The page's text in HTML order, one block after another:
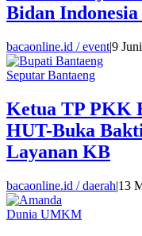
Bidan
bacaonline.id / event|9
Seputar Bantaeng
Ketua TP PKK
HUT-Buka
Layanan KB
bacaonline.id / daerah|13
Dunia UMKM